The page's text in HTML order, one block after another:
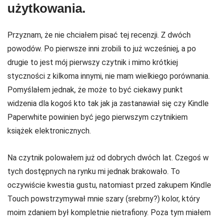
użytkowania.
Przyznam, że nie chciałem pisać tej recenzji. Z dwóch
powodów. Po pierwsze inni zrobili to już wcześniej, a po
drugie to jest mój pierwszy czytnik i mimo krótkiej
styczności z kilkoma innymi, nie mam wielkiego porównania.
Pomyślałem jednak, że może to być ciekawy punkt
widzenia dla kogoś kto tak jak ja zastanawiał się czy Kindle
Paperwhite powinien być jego pierwszym czytnikiem
książek elektronicznych.
Na czytnik polowałem już od dobrych dwóch lat. Czegoś w
tych dostępnych na rynku mi jednak brakowało. To
oczywiście kwestia gustu, natomiast przed zakupem Kindle
Touch powstrzymywał mnie szary (srebrny?) kolor, który
moim zdaniem był kompletnie nietrafiony. Poza tym miałem